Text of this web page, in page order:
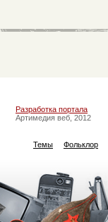
Разработка портала
Артимедия веб, 2012
Темы Фольклор